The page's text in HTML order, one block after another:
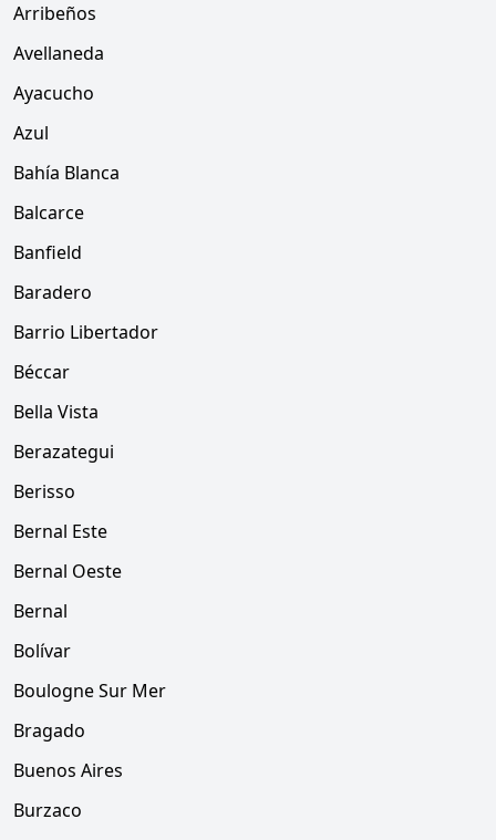
Arribeños
Avellaneda
Ayacucho
Azul
Bahía Blanca
Balcarce
Banfield
Baradero
Barrio Libertador
Béccar
Bella Vista
Berazategui
Berisso
Bernal Este
Bernal Oeste
Bernal
Bolívar
Boulogne Sur Mer
Bragado
Buenos Aires
Burzaco